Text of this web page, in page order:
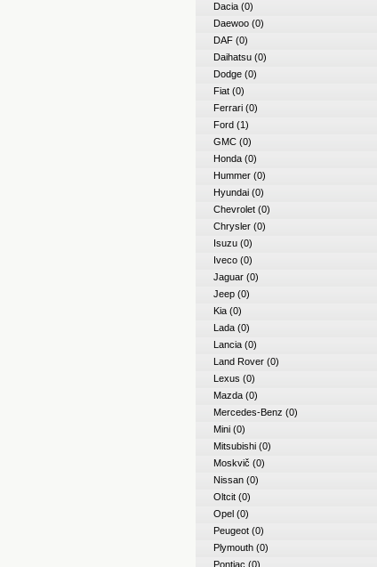
Dacia(0)
Daewoo(0)
DAF(0)
Daihatsu(0)
Dodge(0)
Fiat(0)
Ferrari(0)
Ford(1)
GMC(0)
Honda(0)
Hummer(0)
Hyundai(0)
Chevrolet(0)
Chrysler(0)
Isuzu(0)
Iveco(0)
Jaguar(0)
Jeep(0)
Kia(0)
Lada(0)
Lancia(0)
Land Rover(0)
Lexus (0)
Mazda(0)
Mercedes-Benz (0)
Mini(0)
Mitsubishi(0)
Moskvič (0)
Nissan(0)
Oltcit(0)
Opel(0)
Peugeot(0)
Plymouth(0)
Pontiac (0)